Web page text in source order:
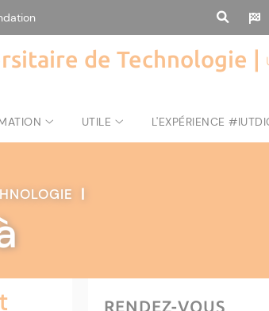
de Technologie |
UTILE L'EXPÉRIENCE
|
RENDEZ-VOUS